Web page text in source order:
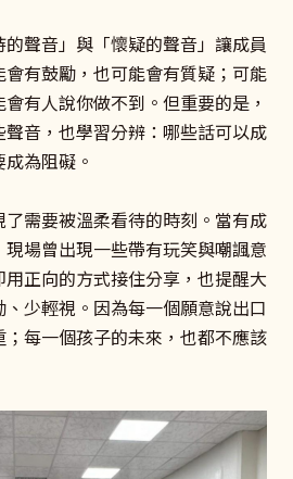
聲音」與「懷疑的聲音」讓成員
有鼓勵，也可能會有質疑；可能
有人說你做不到。但重要的是，
音，也學習分辨：哪些話可以成
為阻礙。
需要被溫柔看待的時刻。當有成
場曾出現一些帶有玩笑與嘲諷意
正向的方式接住分享，也提醒大
少輕視。因為每一個願意說出口
每一個孩子的未來，也都不應該